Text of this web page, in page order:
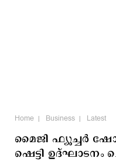
Home Business Latest
മൈജി ഫ്യൂച്ചർ
ഷെട്ടി